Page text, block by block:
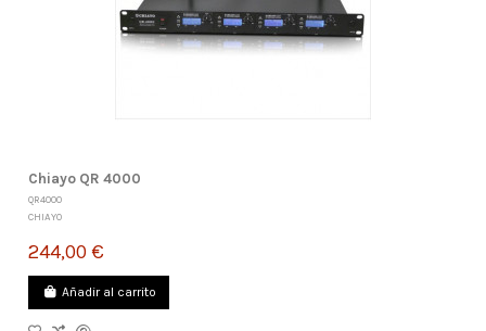
Chiayo QR 4000
QR4000
CHIAYO
244,00 €
Añadir al carrito